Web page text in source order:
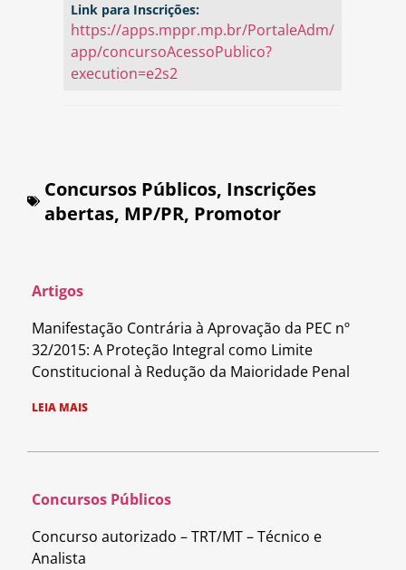
Link para Inscrições:
https://apps.mppr.mp.br/PortaleAdm/
app/concursoAcessoPublico?
execution=e2s2
Concursos Públicos, Inscrições
abertas, MP/PR, Promotor
Artigos
Manifestação Contrária à Aprovação da PEC nº
32/2015: A Proteção Integral como Limite
Constitucional à Redução da Maioridade Penal
LEIA MAIS
Concursos Públicos
Concurso autorizado – TRT/MT – Técnico e
Analista